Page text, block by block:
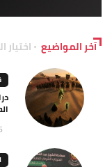
آخر المواضيع اختيار